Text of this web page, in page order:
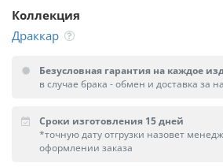
Коллекция
Драккар
Безусловная гарантия на каждое
в случае брака - обмен и доставка за
Сроки изготовления 15 дней
*точную дату отгрузки назовет
оформлении заказа